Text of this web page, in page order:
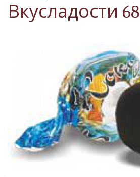
Вкусладости 68